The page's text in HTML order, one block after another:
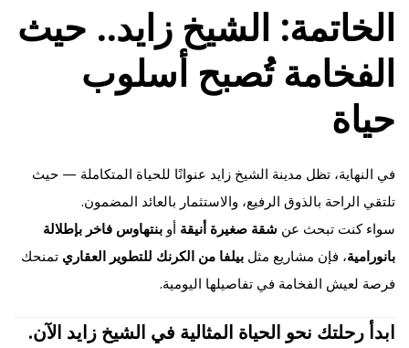
الخاتمة: الشيخ زايد.. حيث
الفخامة تُصبح أسلوب
حياة
في النهاية، تظل مدينة الشيخ زايد عنوانًا للحياة المتكاملة — حيث
تلتقي الراحة بالذوق الرفيع، والاستثمار بالعائد المضمون.
سواء كنت تبحث عن شقة صغيرة أنيقة أو بنتهاوس فاخر بإطلالة
بانورامية، فإن مشاريع مثل بيلفا من الكرنك للتطوير العقاري تمنحك
فرصة لعيش الفخامة في تفاصيلها اليومية.
ابدأ رحلتك نحو الحياة المثالية في الشيخ زايد الآن.